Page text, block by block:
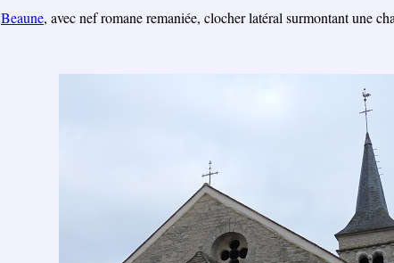
Beaune, avec nef romane remaniée, clocher latéral surmontant une